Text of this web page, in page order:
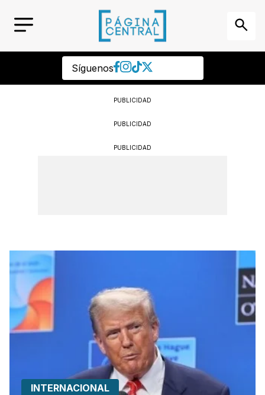
Síguenos
PUBLICIDAD
PUBLICIDAD
PUBLICIDAD
INTERNACIONAL